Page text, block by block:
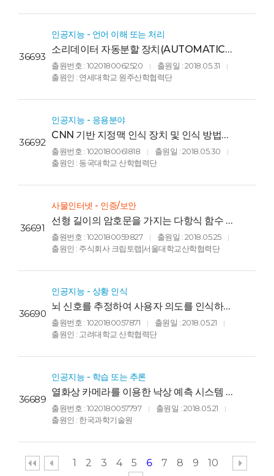
36693
인공지능 - 언어 이해 또는 처리
소리데이터 자동분할 장치(AUTOMATIC
DIVIDING APPARATUS OF SOUND
DATA)
출원번호 : 1020180062520 | 출원일 : 2018.05.31 |
출원인 : 연세대학교 원주산학협력단
36692
인공지능 - 응용분야
CNN 기반 지정맥 인식 장치 및 인식 방법
(Finger vein recognition device and
recognition method using convolutional
neural network)
출원번호 : 1020180061818 | 출원일 : 2018.05.30 |
출원인 : 동국대학교 산학협력단
36691
사물인터넷 - 인증/보안
선형 길이의 암호문을 가지는 다항식 함수 암
호화 방법(Polynomial Functional
Encryption Method with Linear
ciphertext size)
출원번호 : 1020180059827 | 출원일 : 2018.05.25 |
출원인 : 주식회사 크립토랩|서울대학교산학협력단
36690
인공지능 - 상황 인식
뇌 신호를 추정하여 사용자 의도를 인식하는
방법, 그리고 이를 구현한 헤드 마운트 디스플
레이 기반 뇌-컴퓨터 인터페이스 장치
(METHOD FOR RECOGNIGING USER
INTERFACE APPARATUS BASED ON
HEAD MOUNTED DISPLAY
IMPLEMENTING THE METHOD)
출원번호 : 1020180057871 | 출원일 : 2018.05.21 |
출원인 : 고려대학교 산학협력단
36689
인공지능 - 학습 또는 추론
열화상 카메라를 이용한 낙상 예측 시스템 및
열화상 카메라를 이용한 낙상 예측 방법
(PREDICTION SYSTEM USING A
THERMAL IMAGERY CAMERA AND
출원번호 : 1020180057797 | 출원일 : 2018.05.21 |
출원인 : 한국과학기술원
1 2 3 4 5 6 7 8 9 10